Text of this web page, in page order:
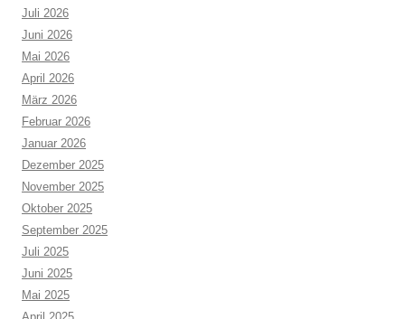
Juli 2026
Juni 2026
Mai 2026
April 2026
März 2026
Februar 2026
Januar 2026
Dezember 2025
November 2025
Oktober 2025
September 2025
Juli 2025
Juni 2025
Mai 2025